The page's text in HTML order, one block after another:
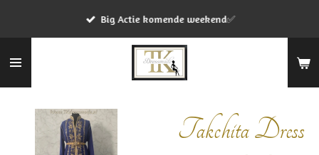
de
Big Actie komende weekend✅
Takchita Dress